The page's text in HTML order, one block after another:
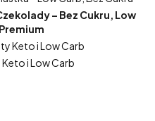
– Bez Cukru, Low
Keto i Low Carb
i Low Carb